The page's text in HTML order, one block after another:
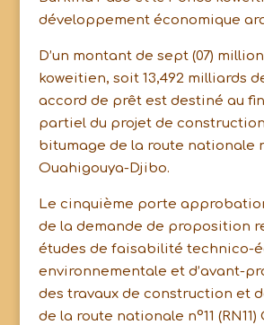
développement économique
D’un montant de sept (07)
koweitien, soit 13,492 milliards
accord de prêt est destiné au
partiel du projet de
bitumage de la route nationale
Ouahigouya-Djibo.
Le cinquième porte
de la demande de proposition
études de faisabilité technico-
environnementale et d’avant-
des travaux de construction et
de la route nationale n°11